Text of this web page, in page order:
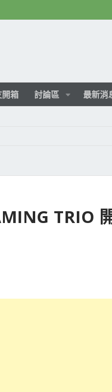
箱 討論區 最新消
TRIO